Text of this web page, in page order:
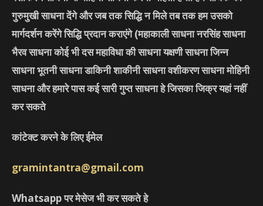
गुरुमुखी साधना देंगे और जब तक सिद्धि न मिले तब तक हम उसको
मार्गदर्शन करेंगे सिद्धि प्रदान कराएंगे (महाकाली साधना नरसिंह साधना
भैरव साधना कोई भी दस महाविधा की साधना यक्षणी साधना जिन्न
साधना भूतनी साधना डाकिनी शाकीनी साधना वशीकरण साधना मोहिनी
साधना और हमारे पास कई सारी गुप्त साधना हे जिसका जिक्र यहां नहीं
कर सकते
कांटेक्ट करने के लिए ईमेल
gramintantra@gmail.com
Whatsapp पर मेसेज भी कर सकते हे